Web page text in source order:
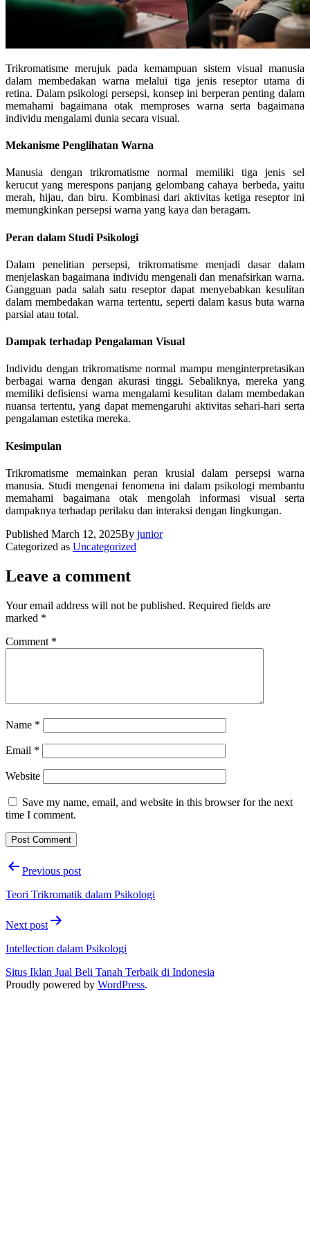
Trikromatisme merujuk pada kemampuan sistem visual manusia
dalam membedakan warna melalui tiga jenis reseptor utama di
retina. Dalam psikologi persepsi, konsep ini berperan penting dalam
memahami bagaimana otak memproses warna serta bagaimana
individu mengalami dunia secara visual.
Mekanisme Penglihatan Warna
Manusia dengan trikromatisme normal memiliki tiga jenis sel
kerucut yang merespons panjang gelombang cahaya berbeda, yaitu
merah, hijau, dan biru. Kombinasi dari aktivitas ketiga reseptor ini
memungkinkan persepsi warna yang kaya dan beragam.
Peran dalam Studi Psikologi
Dalam penelitian persepsi, trikromatisme menjadi dasar dalam
menjelaskan bagaimana individu mengenali dan menafsirkan warna.
Gangguan pada salah satu reseptor dapat menyebabkan kesulitan
dalam membedakan warna tertentu, seperti dalam kasus buta warna
parsial atau total.
Dampak terhadap Pengalaman Visual
Individu dengan trikromatisme normal mampu menginterpretasikan
berbagai warna dengan akurasi tinggi. Sebaliknya, mereka yang
memiliki defisiensi warna mengalami kesulitan dalam membedakan
nuansa tertentu, yang dapat memengaruhi aktivitas sehari-hari serta
pengalaman estetika mereka.
Kesimpulan
Trikromatisme memainkan peran krusial dalam persepsi warna
manusia. Studi mengenai fenomena ini dalam psikologi membantu
memahami bagaimana otak mengolah informasi visual serta
dampaknya terhadap perilaku dan interaksi dengan lingkungan.
Published March 12, 2025By junior
Categorized as Uncategorized
Leave a comment
Your email address will not be published. Required fields are
marked *
Comment *
Name *
Email *
Website
Save my name, email, and website in this browser for the next
time I comment.
PostPrevious post
Teori Trikromatik dalam Psikologi
Next post
Intellection dalam Psikologi
Situs Iklan Jual Beli Tanah Terbaik di Indonesia
Proudly powered by WordPress.